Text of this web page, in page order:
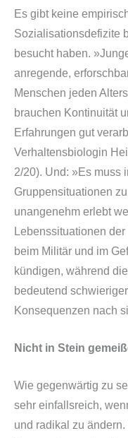
Es gibt keine
Sozialisationsdefizite
besucht haben.
anregende,
Menschen jeden
brauchen Kontinuität
Erfahrungen gut
Verhaltensbiologin
2/20). Und: »Es muss
Gruppensituationen
unangenehm erlebt
Lebenssituationen
beim Militär und im
kündigen, während
bedeutend
Konsequenzen nach
Nicht in Stein
Wie gegenwärtig zu
sehr einfallsreich,
und radikal zu